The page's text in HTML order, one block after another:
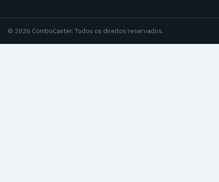
© 2026 ComboCaster. Todos os direitos reservados.